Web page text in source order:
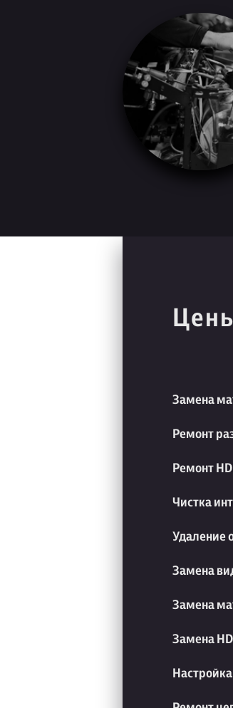
Замена
Ремонт
Ремонт
Чистка
Удаление
Замена
Замена
Замена